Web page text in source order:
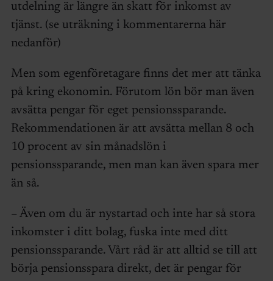
utdelning är längre än skatt för inkomst av
tjänst. (se uträkning i kommentarerna här
nedanför)
Men som egenföretagare finns det mer att tänka
på kring ekonomin. Förutom lön bör man även
avsätta pengar för eget pensionssparande.
Rekommendationen är att avsätta mellan 8 och
10 procent av sin månadslön i
pensionssparande, men man kan även spara mer
än så.
– Även om du är nystartad och inte har så stora
inkomster i ditt bolag, fuska inte med ditt
pensionssparande. Vårt råd är att alltid se till att
börja pensionsspara direkt, det är pengar för